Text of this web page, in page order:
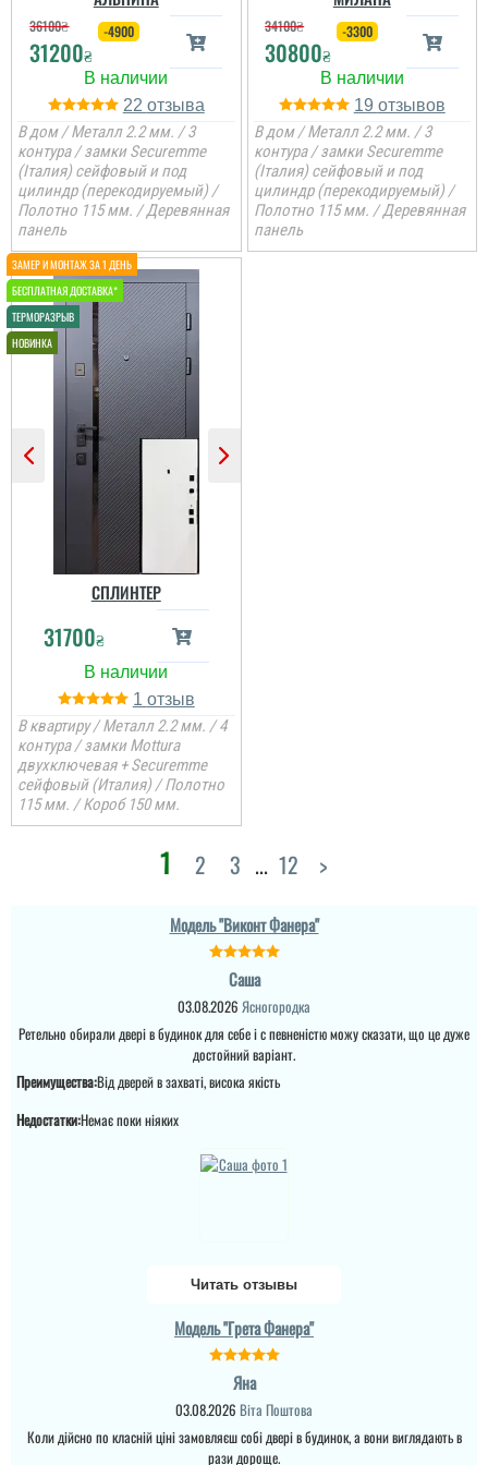
Анжела
3-4 дні і двері вже були
встановлені, причому
так акуратно все
зробили, що в середині
не потрібно робити
відкосів. Фото нище
додаю....
читати всі відгуки
Денис
виконання данних
дверей , нічого більше
полотно і короб , то
відпадають всі питання
які двері повинні бути в
ВИЩОМУ РІВНІ ! Бажаю
процвітання компанії
36100₴
31200₴
-4900
22
В дом / Металл 2.2 мм. / 3
контура / замки Securemme
(Італия) сейфовый и под
цилиндр (перекодируемый) /
Полотно 115 мм. / Деревянная
панель
34100₴
30800₴
-3300
19
В дом / Металл 2.2 мм. / 3
контура / замки Securemme
(Італия) сейфовый и под
цилиндр (перекодируемый) /
Полотно 115 мм. / Деревянная
панель
СПЛИНТЕР
31700₴
1
В квартиру / Металл 2.2 мм. / 4
контура / замки Mottura
двухключевая + Securemme
сейфовый (Италия) / Полотно
115 мм. / Короб 150 мм.
1 2 3 ... 12 >
Модель "Виконт Фанера"
Саша
03.08.2026 Ясногородка
Ретельно обирали двері в будинок для себе і с певненістю можу сказати, що це дуже
достойний варіант.
Преимущества:Від дверей в захваті, висока якість
Недостатки:Немає поки ніяких
Читать отзывы
Модель "Грета Фанера"
Яна
03.08.2026 Віта Поштова
Коли дійсно по класній ціні замовляєш собі двері в будинок, а вони виглядають в
рази дороще.